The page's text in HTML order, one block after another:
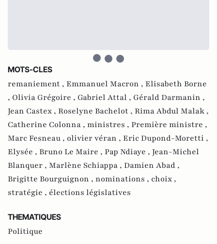
MOTS-CLES
remaniement , Emmanuel Macron , Elisabeth Borne
, Olivia Grégoire , Gabriel Attal , Gérald Darmanin ,
Jean Castex , Roselyne Bachelot , Rima Abdul Malak ,
Catherine Colonna , ministres , Première ministre ,
Marc Fesneau , olivier véran , Eric Dupond-Moretti ,
Elysée , Bruno Le Maire , Pap Ndiaye , Jean-Michel
Blanquer , Marlène Schiappa , Damien Abad ,
Brigitte Bourguignon , nominations , choix ,
stratégie , élections législatives
THEMATIQUES
Politique